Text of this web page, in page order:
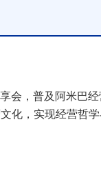
会，普及阿米巴
化，实现经营哲